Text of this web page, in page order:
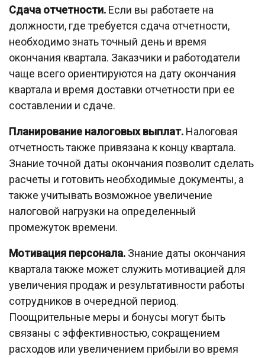
Сдача отчетности. Если вы работаете на
должности, где требуется сдача отчетности,
необходимо знать точный день и время
окончания квартала. Заказчики и работодатели
чаще всего ориентируются на дату окончания
квартала и время доставки отчетности при ее
составлении и сдаче.
Планирование налоговых выплат. Налоговая
отчетность также привязана к концу квартала.
Знание точной даты окончания позволит сделать
расчеты и готовить необходимые документы, а
также учитывать возможное увеличение
налоговой нагрузки на определенный
промежуток времени.
Мотивация персонала. Знание даты окончания
квартала также может служить мотивацией для
увеличения продаж и результативности работы
сотрудников в очередной период.
Поощрительные меры и бонусы могут быть
связаны с эффективностью, сокращением
расходов или увеличением прибыли во время